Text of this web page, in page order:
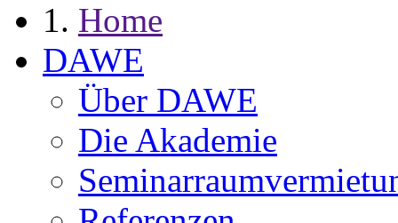
Home
DAWE
Über DAWE
Die Akademie